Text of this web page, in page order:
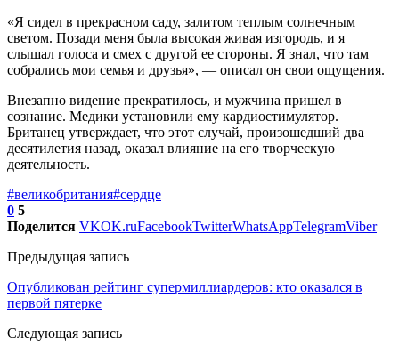
«Я сидел в прекрасном саду, залитом теплым солнечным
светом. Позади меня была высокая живая изгородь, и я
слышал голоса и смех с другой ее стороны. Я знал, что там
собрались мои семья и друзья», — описал он свои ощущения.
Внезапно видение прекратилось, и мужчина пришел в
сознание. Медики установили ему кардиостимулятор.
Британец утверждает, что этот случай, произошедший два
десятилетия назад, оказал влияние на его творческую
деятельность.
#великобритания#сердце
0 5
Поделится VKOK.ruFacebookTwitterWhatsAppTelegramViber
Предыдущая запись
Опубликован рейтинг супермиллиардеров: кто оказался в
первой пятерке
Следующая запись